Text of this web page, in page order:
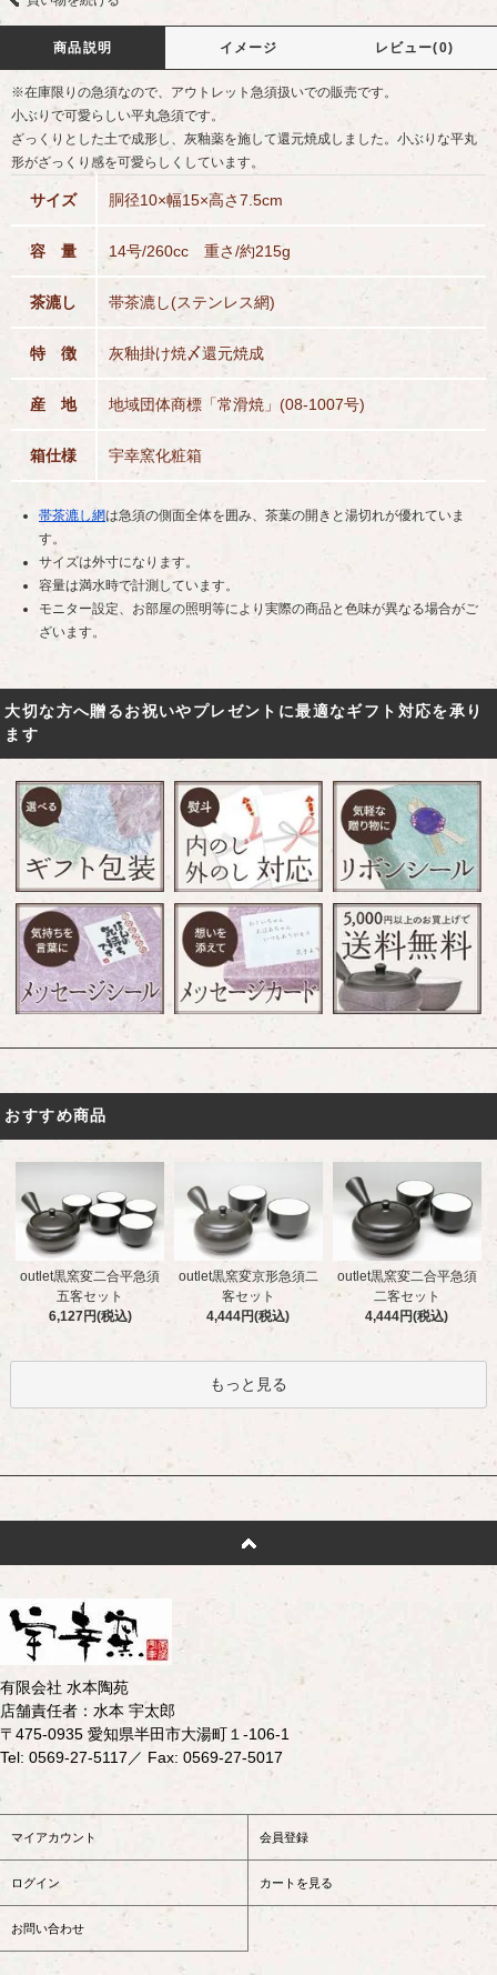
商品説明 イメージ レビュー(0)
※在庫限りの急須なので、アウトレット急須扱いでの販売です。
小ぶりで可愛らしい平丸急須です。
ざっくりとした土で成形し、灰釉薬を施して還元焼成しました。小ぶりな平丸
形がざっくり感を可愛らしくしています。
サイズ 胴径10×幅15×高さ7.5cm
容 量 14号/260cc 重さ/約215g
茶漉し 帯茶漉し(ステンレス網)
特 徴 灰釉掛け焼〆還元焼成
産 地 地域団体商標「常滑焼」(08-1007号)
箱仕様 宇幸窯化粧箱
帯茶漉し網は急須の側面全体を囲み、茶葉の開きと湯切れが優れていま
す。
サイズは外寸になります。
容量は満水時で計測しています。
モニター設定、お部屋の照明等により実際の商品と色味が異なる場合がご
ざいます。
大切な方へ贈るお祝いやプレゼントに最適なギフト対応を承り
ます
おすすめ商品
outlet黒窯変二合平急須
五客セット
6,127円(税込)
outlet黒窯変京形急須二
客セット
4,444円(税込)
outlet黒窯変二合平急須
二客セット
4,444円(税込)
もっと見る
有限会社 水本陶苑
店舗責任者：水本 宇太郎
〒475-0935 愛知県半田市大湯町１-106-1
Tel: 0569-27-5117／ Fax: 0569-27-5017
マイアカウント 会員登録
ログイン カートを見る
お問い合わせ